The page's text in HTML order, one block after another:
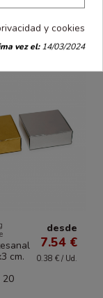
cm.
20
desde
7.54 €
0.38 € / Ud.
y cookies
vez el:14/03/2024